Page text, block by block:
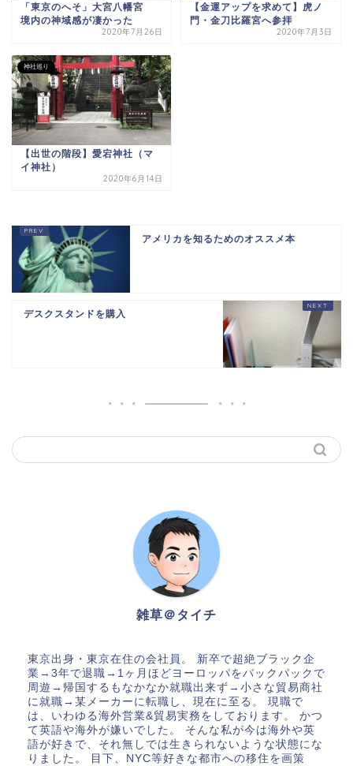
「東京のへそ」大宮八幡宮
境内の神域感が凄かった
2020年7月26日
【金運アップを求めて】虎ノ
門・金刀比羅宮へ参拝
2020年7月3日
神社巡り
【出世の階段】愛宕神社（マ
イ神社）
2020年6月14日
アメリカを知るためのオススメ本
デスクスタンドを購入
雑草＠タイチ
東京出身・東京在住の会社員。 新卒で超絶ブラック企
業→3年で退職→1ヶ月ほどヨーロッパをバックパックで
周遊→帰国するもなかなか就職出来ず→小さな貿易商社
に就職→某メーカーに転職し、現在に至る。 現職で
は、いわゆる海外営業&貿易実務をしております。 かつ
て英語や海外が嫌いでした。 そんな私が今は海外や英
語が好きで、それ無しでは生きられないような状態にな
りました。 目下、NYC等好きな都市への移住を画策